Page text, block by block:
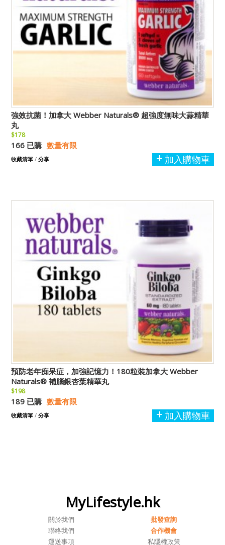
強效抗菌！加拿大 Webber Naturals® 超強度無味大蒜精華
丸
$178
166 已購 數量有限
加入購物車
收藏清單 / 分享
預防老年痴呆症，加強記憶力！180粒裝加拿大 Webber
Naturals® 補腦銀杏葉精華丸
$198
189 已購 數量有限
加入購物車
收藏清單 / 分享
MyLifestyle.hk
關於我們
批發查詢
聯絡我們
合作機會
運送事項
私隱權政策